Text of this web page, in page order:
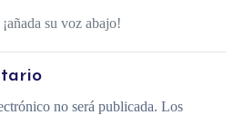
su voz abajo!
no será publicada. Los